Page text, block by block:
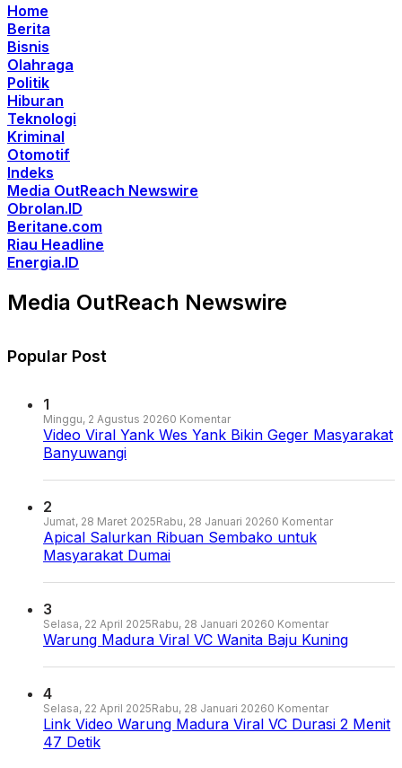
Home
Berita
Bisnis
Olahraga
Politik
Hiburan
Teknologi
Kriminal
Otomotif
Indeks
Media OutReach Newswire
Obrolan.ID
Beritane.com
Riau Headline
Energia.ID
Media OutReach Newswire
Popular Post
1
Minggu, 2 Agustus 20260 Komentar
Video Viral Yank Wes Yank Bikin Geger Masyarakat
Banyuwangi
2
Jumat, 28 Maret 2025Rabu, 28 Januari 20260 Komentar
Apical Salurkan Ribuan Sembako untuk
Masyarakat Dumai
3
Selasa, 22 April 2025Rabu, 28 Januari 20260 Komentar
Warung Madura Viral VC Wanita Baju Kuning
4
Selasa, 22 April 2025Rabu, 28 Januari 20260 Komentar
Link Video Warung Madura Viral VC Durasi 2 Menit
47 Detik